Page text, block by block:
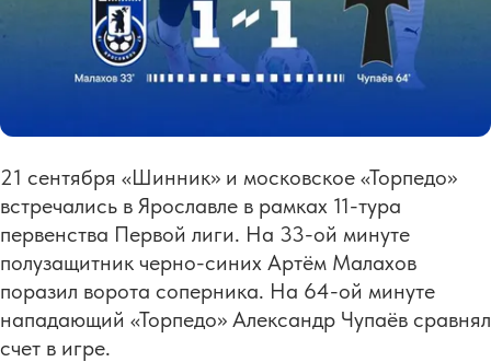
21 сентября «Шинник» и московское «Торпедо»
встречались в Ярославле в рамках 11-тура
первенства Первой лиги. На 33-ой минуте
полузащитник черно-синих Артём Малахов
поразил ворота соперника. На 64-ой минуте
нападающий «Торпедо» Александр Чупаёв сравнял
счет в игре.